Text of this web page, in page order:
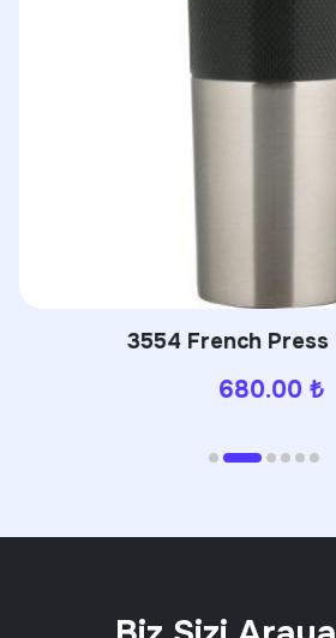
3554 French Press
680.00 ₺